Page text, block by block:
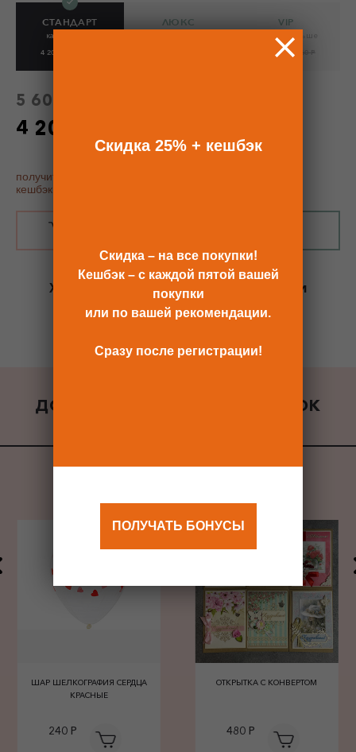
СТАНДАРТ
как на фото
4 200 Р
ЛЮКС VIP
6 720 Р 8 960 Р
5 600 Р
4 200 Р
получить купон постоянного покупателя, скидку 25% и
кешбэк
Хотите сразу купить со скидкой 25%
и
получить кешбэк?
Скидка сразу после регистрации >>
ДОБАВИТЬ К ЗАКАЗУ ПОДАРОК
ШАР ШЕЛКОГРАФИЯ СЕРДЦА
КРАСНЫЕ
240 Р
ОТКРЫТКА С КОНВЕРТОМ
480 Р
Скидка 25% + кешбэк
Скидка – на все покупки!
Кешбэк – с каждой пятой вашей
покупки
или по вашей рекомендации.
Сразу после регистрации!
ПОЛУЧАТЬ БОНУСЫ